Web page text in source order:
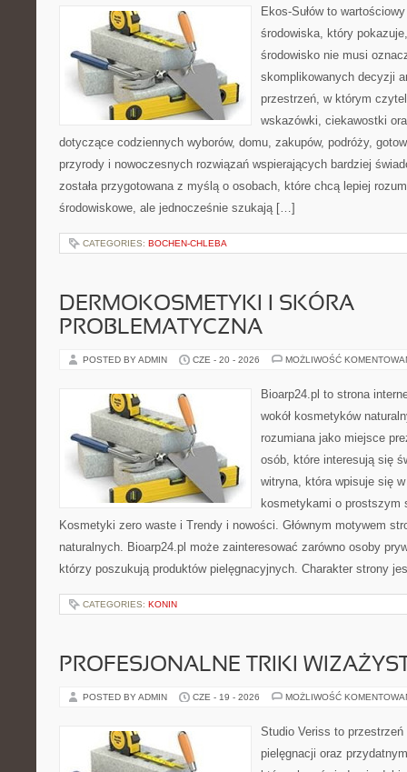
Ekos-Sułów to
środowiska, który
środowisko nie musi
skomplikowanych decyzji
przestrzeń, w którym
wskazówki, ciekawostki
dotyczące codziennych wyborów, domu, zakupów, podróży,
przyrody i nowoczesnych rozwiązań wspierających bardziej
została przygotowana z myślą o osobach, które chcą lepiej
środowiskowe, ale jednocześnie szukają […]
CATEGORIES: BOCHEN-CHLEBA
DERMOKOSMETYKI I SKÓRA
PROBLEMATYCZNA
POSTED BY ADMIN CZE - 20 - 2026 MOŻLIWOŚĆ
Bioarp24.pl to strona
wokół kosmetyków
rozumiana jako miejsce
osób, które interesują się
witryna, która wpisuje się
kosmetykami o prostszym
Kosmetyki zero waste i Trendy i nowości. Głównym motywem
naturalnych. Bioarp24.pl może zainteresować zarówno osoby
którzy poszukują produktów pielęgnacyjnych. Charakter strony
CATEGORIES: KONIN
PROFESJONALNE TRIKI
POSTED BY ADMIN CZE - 19 - 2026 MOŻLIWOŚĆ
Studio Veriss to
pielęgnacji oraz